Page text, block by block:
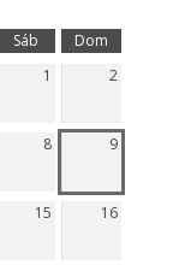
Sáb
Dom
1 2
8 9
15 16